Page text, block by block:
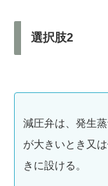
選択肢2
減圧弁は、発生
が大きいとき又
きに設ける。